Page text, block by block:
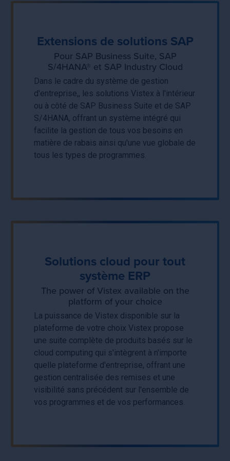
Extensions de solutions SAP
Pour SAP Business Suite, SAP
S/4HANA® et SAP Industry Cloud
Dans le cadre du système de gestion
d'entreprise,, les solutions Vistex à l'intérieur
ou à côté de SAP Business Suite et de SAP
S/4HANA, offrant un système intégré qui
facilite la gestion de tous vos besoins en
matière de rabais ainsi qu'une vue globale de
tous les types de programmes.
Solutions cloud pour tout
système ERP
The power of Vistex available on the
platform of your choice
La puissance de Vistex disponible sur la
plateforme de votre choix Vistex propose
une suite complète de produits basés sur le
cloud computing qui s'intègrent à n'importe
quelle plateforme d'entreprise, offrant une
gestion centralisée des remises et une
visibilité sans précédent sur l'ensemble de
vos programmes et de vos performances.